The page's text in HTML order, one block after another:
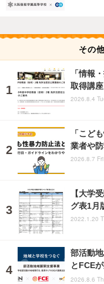
その
「情報
取得講
2026.8.4
「こど
業者や
2026.8.7
【大学
グ表1月
2022.1.20
部活動
とFCE
2026.8.6